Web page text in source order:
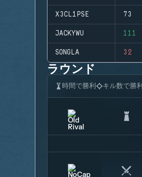
X3CL1PSE 73
JACKYWU 111
SONGLA 32
ラウンド
時間で勝利 キル数で勝利